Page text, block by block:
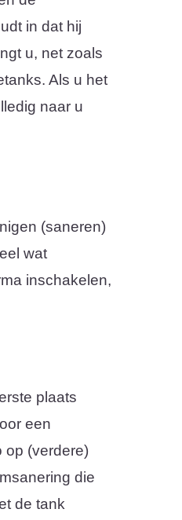
in dat hij
u, net zoals
Als u het
naar u
(saneren)
wat
inschakelen,
plaats
een
op (verdere)
die
de tank